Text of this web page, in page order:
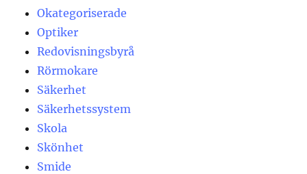
Okategoriserade
Optiker
Redovisningsbyrå
Rörmokare
Säkerhet
Säkerhetssystem
Skola
Skönhet
Smide